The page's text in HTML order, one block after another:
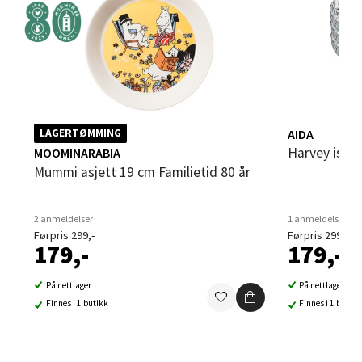
LAGERTØMMING
MOOMINARABIA
Mummi asjett 19 cm Familietid 80 år
2 anmeldelser
Førpris 299,-
179,-
På nettlager
Finnes i 1 butikk
AIDA
Harvey
1 anmeldelse
Førpris 299,-
179,-
På nettlager
Finnes i 1 butikk
0 i butikk
Sandvika - Thon Senter Sandvika
Brodtkorbsgate 7, 1338 Sandvika
0 i butikk